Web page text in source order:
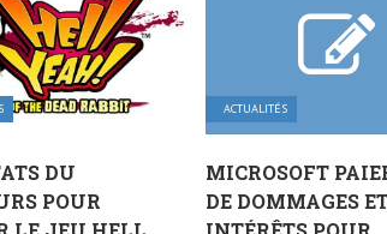
DU
POUR
ACTUALITÉS
MICROSOFT
DE DOMMAGES